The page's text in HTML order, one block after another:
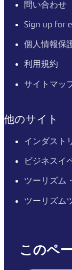
問い合わせ
Sign up for
個人情報保
利用規約
サイトマッ
他のサイト
インダスト
ビジネスイ
ツーリズム
ツーリズム
このペ